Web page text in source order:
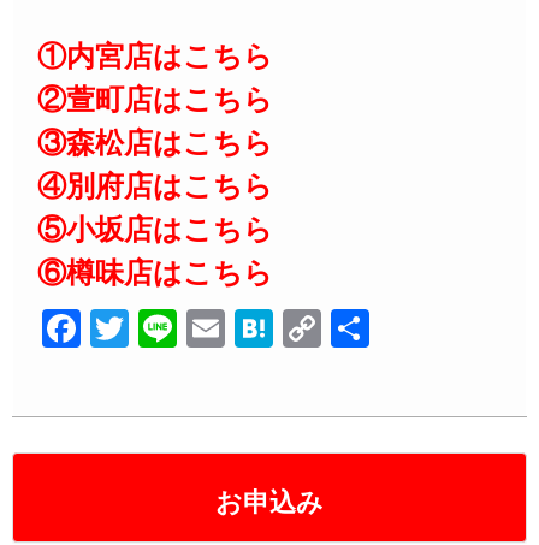
お申込み
①内宮店はこちら
②萱町店はこちら
③森松店はこちら
④別府店はこちら
⑤小坂店はこちら
⑥樽味店はこちら
F
c
e
T
tt
er
Li
e
E
ail
H
e
n
a
C
p
y
n